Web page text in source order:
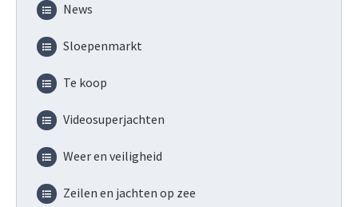
News
Sloepenmarkt
Te koop
Videosuperjachten
Weer en veiligheid
Zeilen en jachten op zee